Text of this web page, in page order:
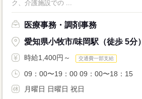
ク、介護施設での ...
医療事務・調剤事務
愛知県小牧市/味岡駅（徒歩 5分）
時給1,400円～ 交通費一部支給
09：00〜19：00 09：00〜18：15
月曜日 日曜日 祝日